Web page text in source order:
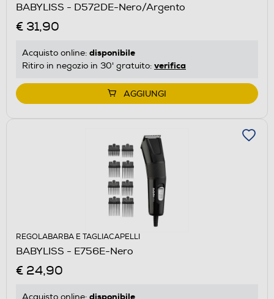
BABYLISS - D572DE-Nero/Argento
€ 31,90
Acquisto online: disponibile
Ritiro in negozio in 30' gratuito: verifica
AGGIUNGI
REGOLABARBA E TAGLIACAPELLI
BABYLISS - E756E-Nero
€ 24,90
Acquisto online: disponibile